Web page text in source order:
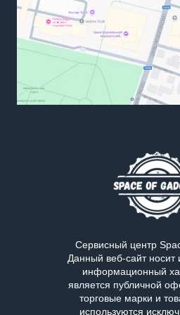
Сервисный центр
Данный веб-сайт носит
информационный
является публичной
торговые марки и
используются